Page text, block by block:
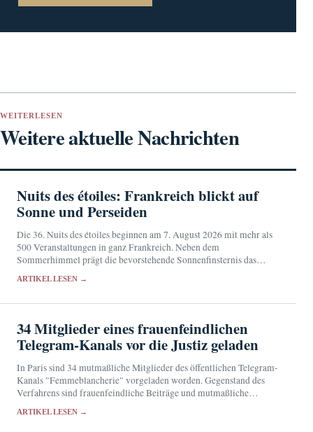
WEITERLESEN
Weitere aktuelle Nachrichten
Nuits des étoiles: Frankreich blickt auf
Sonne und Perseiden
Die 36. Nuits des étoiles beginnen am 7. August 2026 mit mehr als
500 Veranstaltungen in ganz Frankreich. Neben dem
Sommerhimmel prägt die bevorstehende Sonnenfinsternis das
ARTIKEL LESEN →
34 Mitglieder eines frauenfeindlichen
Telegram-Kanals vor die Justiz geladen
In Paris sind 34 mutmaßliche Mitglieder des öffentlichen Telegram-
Kanals "Femmeblancherie" vorgeladen worden. Gegenstand des
Verfahrens sind frauenfeindliche Beiträge und mutmaßliche
Menschlichkeit.
ARTIKEL LESEN →